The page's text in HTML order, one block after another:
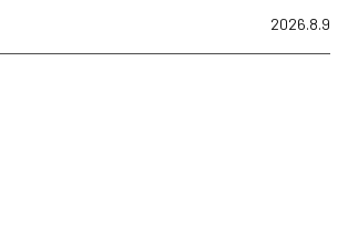
2026.8.9